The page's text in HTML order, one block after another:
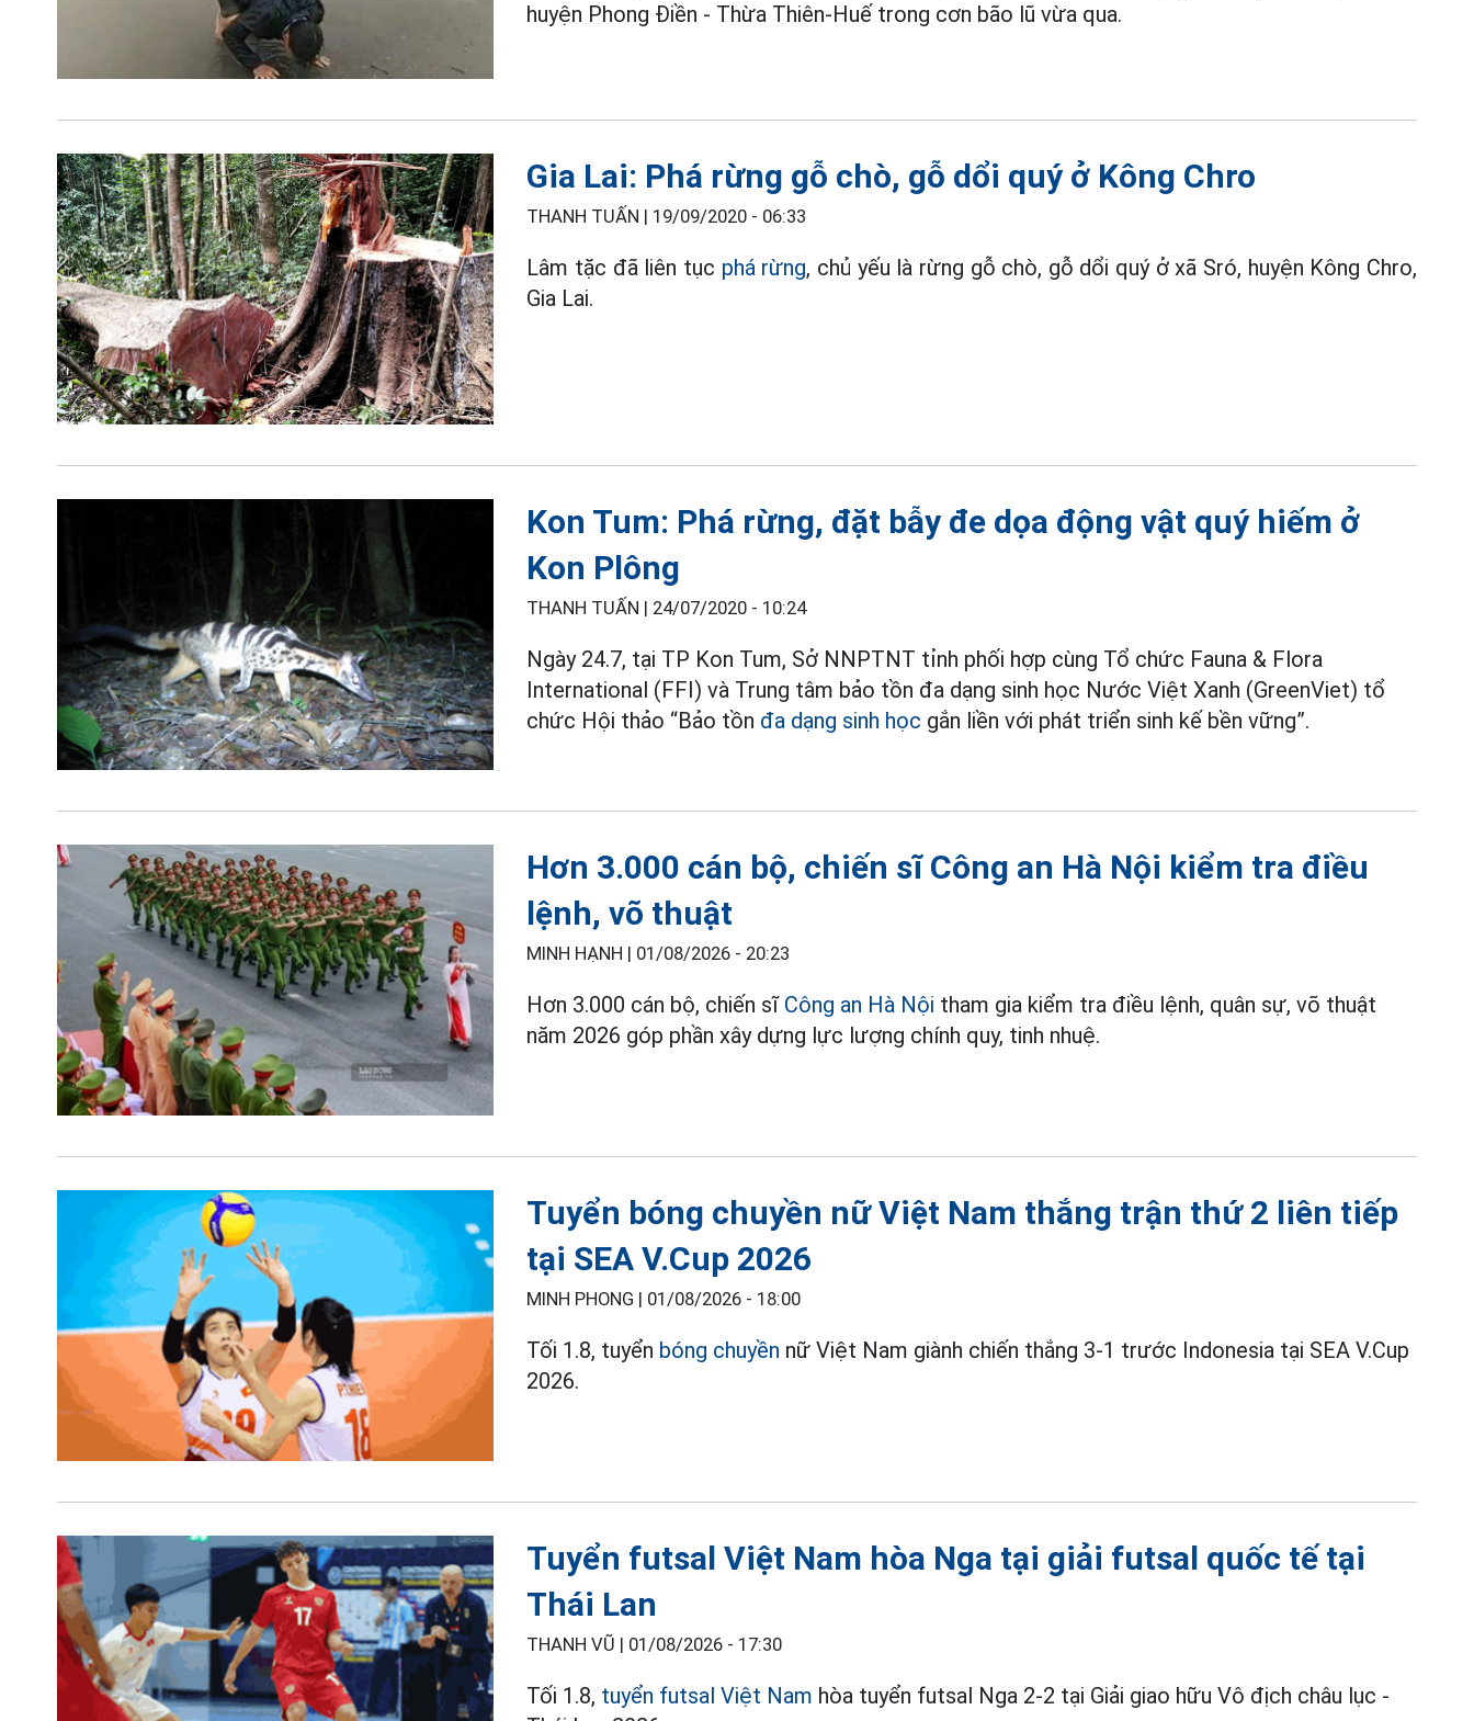
huyện Phong Điền - Thừa Thiên-Huế trong cơn bão lũ vừa qua.
Gia Lai: Phá rừng gỗ chò, gỗ dổi quý ở Kông Chro
THANH TUẤN | 19/09/2020 - 06:33
Lâm tặc đã liên tục phá rừng, chủ yếu là rừng gỗ chò, gỗ dổi quý ở xã Sró, huyện Kông Chro,
Gia Lai.
Kon Tum: Phá rừng, đặt bẫy đe dọa động vật quý hiếm ở
Kon Plông
THANH TUẤN | 24/07/2020 - 10:24
Ngày 24.7, tại TP Kon Tum, Sở NNPTNT tỉnh phối hợp cùng Tổ chức Fauna & Flora
International (FFI) và Trung tâm bảo tồn đa dạng sinh học Nước Việt Xanh (GreenViet) tổ
chức Hội thảo “Bảo tồn đa dạng sinh học gắn liền với phát triển sinh kế bền vững”.
Hơn 3.000 cán bộ, chiến sĩ Công an Hà Nội kiểm tra điều
lệnh, võ thuật
MINH HẠNH | 01/08/2026 - 20:23
Hơn 3.000 cán bộ, chiến sĩ Công an Hà Nội tham gia kiểm tra điều lệnh, quân sự, võ thuật
năm 2026 góp phần xây dựng lực lượng chính quy, tinh nhuệ.
Tuyển bóng chuyền nữ Việt Nam thắng trận thứ 2 liên tiếp
tại SEA V.Cup 2026
MINH PHONG | 01/08/2026 - 18:00
Tối 1.8, tuyển bóng chuyền nữ Việt Nam giành chiến thắng 3-1 trước Indonesia tại SEA V.Cup
2026.
Tuyển futsal Việt Nam hòa Nga tại giải futsal quốc tế tại
Thái Lan
THANH VŨ | 01/08/2026 - 17:30
Tối 1.8, tuyển futsal Việt Nam hòa tuyển futsal Nga 2-2 tại Giải giao hữu Vô địch châu lục -